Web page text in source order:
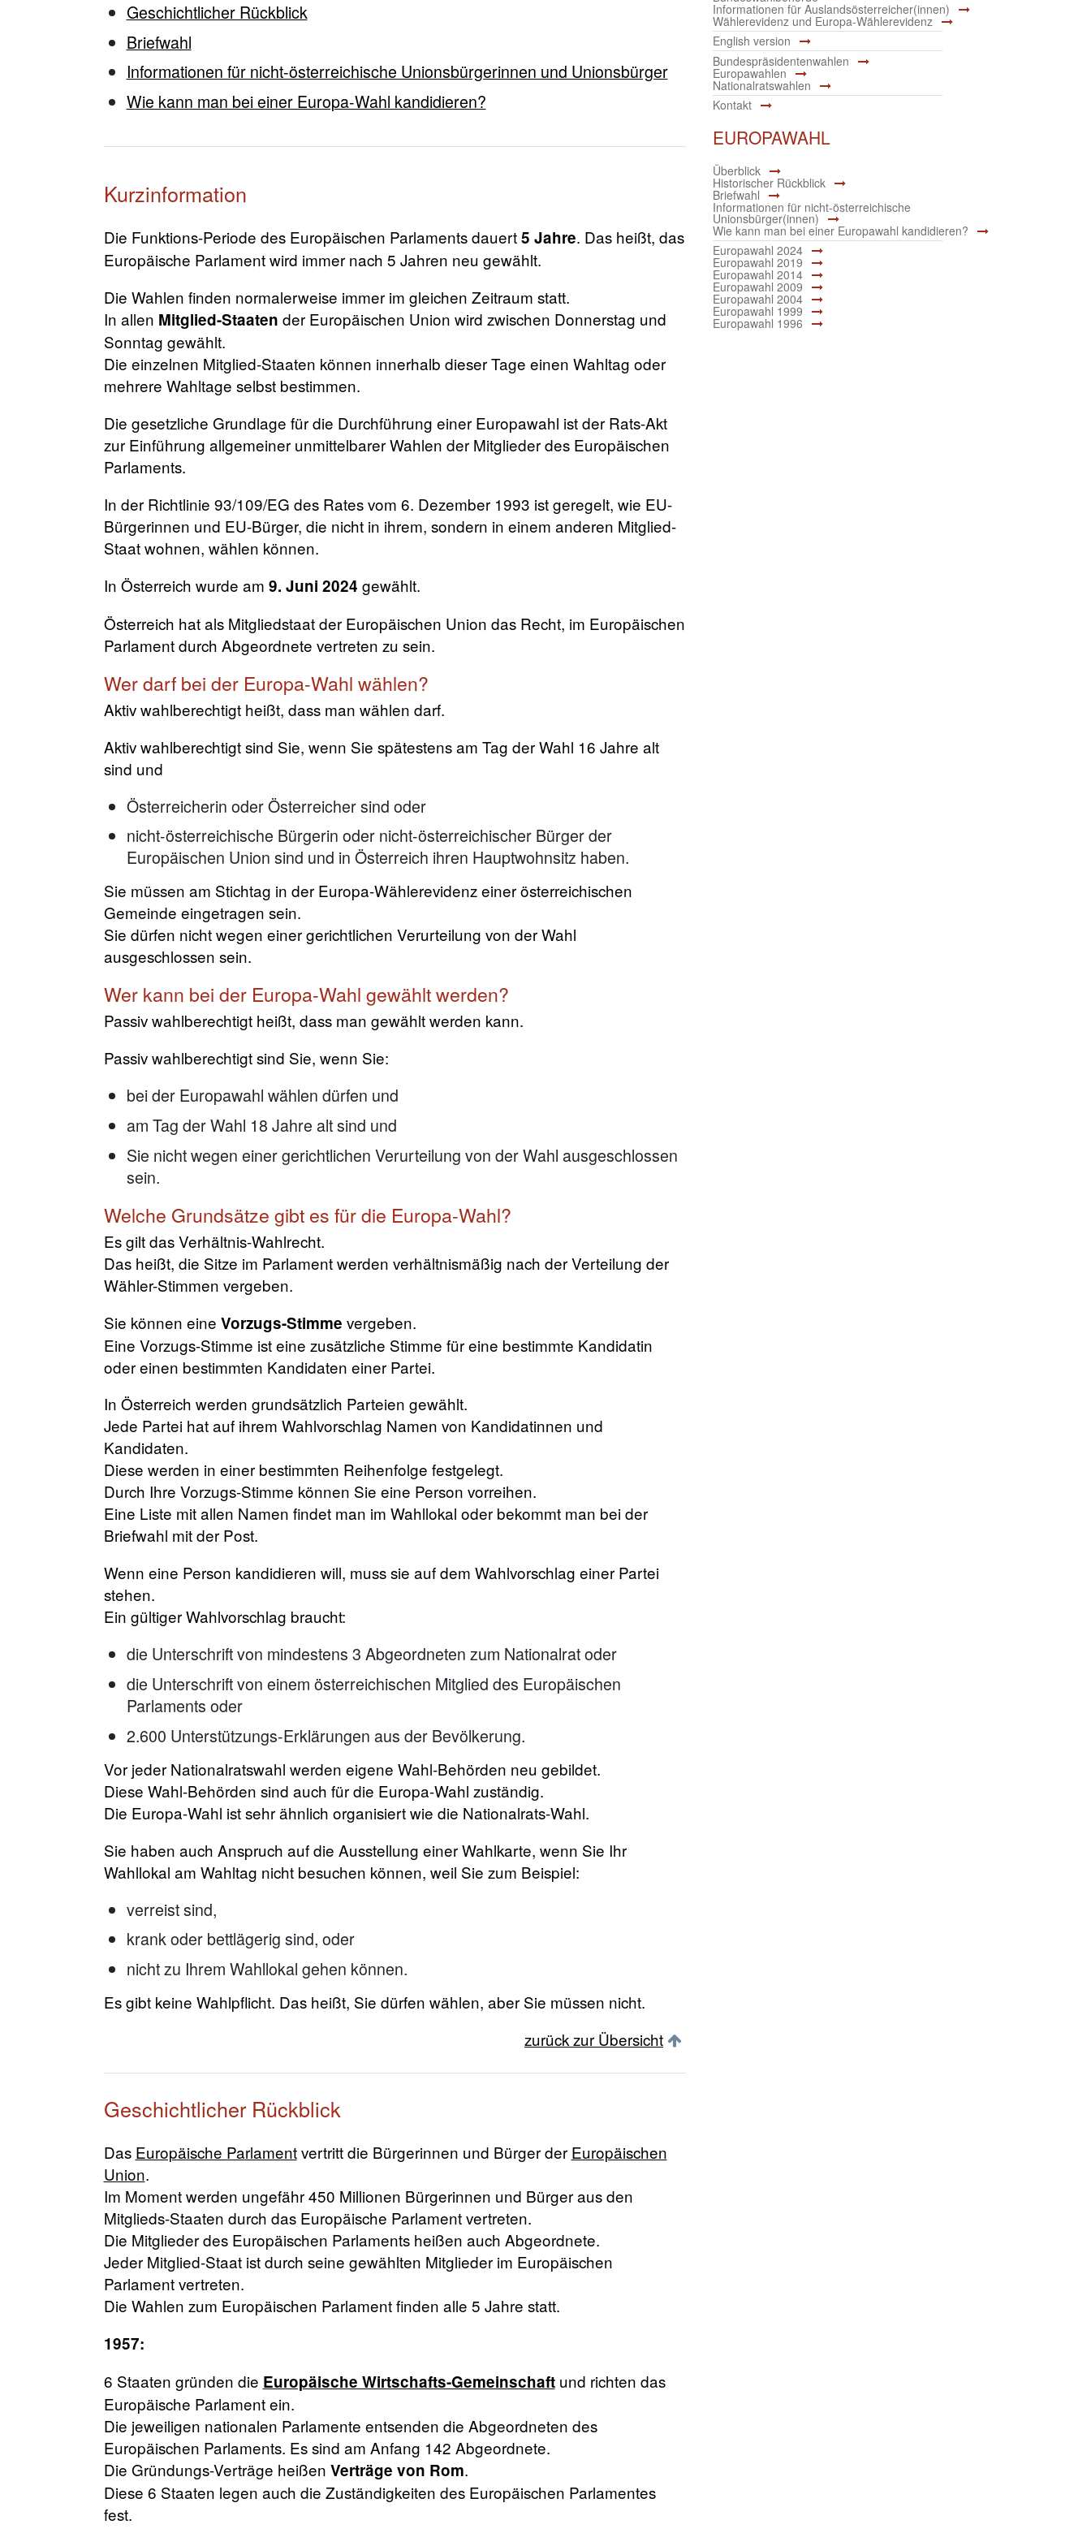
Geschichtlicher Rückblick
Briefwahl
Informationen für nicht-österreichische Unionsbürgerinnen und Unionsbürger
Wie kann man bei einer Europa-Wahl kandidieren?
Kurzinformation
Die Funktions-Periode des Europäischen Parlaments dauert5 Jahre. Das heißt, das
Europäische Parlament wird immer nach 5 Jahren neu gewählt.
Die Wahlen finden normalerweise immer im gleichen Zeitraum statt.
In allen Mitglied-Staaten der Europäischen Union wird zwischen Donnerstag und
Sonntag gewählt.
Die einzelnen Mitglied-Staaten können innerhalb dieser Tage einen Wahltag oder
mehrere Wahltage selbst bestimmen.
Die gesetzliche Grundlage für die Durchführung einer Europawahl ist der Rats-Akt
zur Einführung allgemeiner unmittelbarer Wahlen der Mitglieder des Europäischen
Parlaments.
In der Richtlinie 93/109/EG des Rates vom 6. Dezember 1993 ist geregelt, wie EU-
Bürgerinnen und EU-Bürger, die nicht in ihrem, sondern in einem anderen Mitglied-
Staat wohnen, wählen können.
In Österreich wurde am 9. Juni 2024 gewählt.
Österreich hat als Mitgliedstaat der Europäischen Union das Recht, im Europäischen
Parlament durch Abgeordnete vertreten zu sein.
Wer darf bei der Europa-Wahl wählen?
Aktiv wahlberechtigt heißt, dass man wählen darf.
Aktiv wahlberechtigt sind Sie, wenn Sie spätestens am Tag der Wahl 16 Jahre alt
sind und
Österreicherin oder Österreicher sind oder
nicht-österreichische Bürgerin oder nicht-österreichischer Bürger der
Europäischen Union sind und in Österreich ihren Hauptwohnsitz haben.
Sie müssen am Stichtag in der Europa-Wählerevidenz einer österreichischen
Gemeinde eingetragen sein.
Sie dürfen nicht wegen einer gerichtlichen Verurteilung von der Wahl
ausgeschlossen sein.
Wer kann bei der Europa-Wahl gewählt werden?
Passiv wahlberechtigt heißt, dass man gewählt werden kann.
Passiv wahlberechtigt sind Sie, wenn Sie:
bei der Europawahl wählen dürfen und
am Tag der Wahl 18 Jahre alt sind und
Sie nicht wegen einer gerichtlichen Verurteilung von der Wahl ausgeschlossen
sein.
Welche Grundsätze gibt es für die Europa-Wahl?
Es gilt das Verhältnis-Wahlrecht.
Das heißt, die Sitze im Parlament werden verhältnismäßig nach der Verteilung der
Wähler-Stimmen vergeben.
Sie können eine Vorzugs-Stimme vergeben.
Eine Vorzugs-Stimme ist eine zusätzliche Stimme für eine bestimmte Kandidatin
oder einen bestimmten Kandidaten einer Partei.
In Österreich werden grundsätzlich Parteien gewählt.
Jede Partei hat auf ihrem Wahlvorschlag Namen von Kandidatinnen und
Kandidaten.
Diese werden in einer bestimmten Reihenfolge festgelegt.
Durch Ihre Vorzugs-Stimme können Sie eine Person vorreihen.
Eine Liste mit allen Namen findet man im Wahllokal oder bekommt man bei der
Briefwahl mit der Post.
Wenn eine Person kandidieren will, muss sie auf dem Wahlvorschlag einer Partei
stehen.
Ein gültiger Wahlvorschlag braucht:
die Unterschrift von mindestens 3 Abgeordneten zum Nationalrat oder
die Unterschrift von einem österreichischen Mitglied des Europäischen
Parlaments oder
2.600 Unterstützungs-Erklärungen aus der Bevölkerung.
Vor jeder Nationalratswahl werden eigene Wahl-Behörden neu gebildet.
Diese Wahl-Behörden sind auch für die Europa-Wahl zuständig.
Die Europa-Wahl ist sehr ähnlich organisiert wie die Nationalrats-Wahl.
Sie haben auch Anspruch auf die Ausstellung einer Wahlkarte, wenn Sie Ihr
Wahllokal am Wahltag nicht besuchen können, weil Sie zum Beispiel:
verreist sind,
krank oder bettlägerig sind, oder
nicht zu Ihrem Wahllokal gehen können.
Es gibt keine Wahlpflicht. Das heißt, Sie dürfen wählen, aber Sie müssen nicht.
zurück zur Übersicht
Geschichtlicher Rückblick
Das Europäische Parlamentvertritt die Bürgerinnen und Bürger der Europäischen
Union.
Im Moment werden ungefähr 450 Millionen Bürgerinnen und Bürger aus den
Mitglieds-Staaten durch das Europäische Parlament vertreten.
Die Mitglieder des Europäischen Parlaments heißen auch Abgeordnete.
Jeder Mitglied-Staat ist durch seine gewählten Mitglieder im Europäischen
Parlament vertreten.
Die Wahlen zum Europäischen Parlament finden alle 5 Jahre statt.
1957:
6 Staaten gründen die Europäische Wirtschafts-Gemeinschaftund richten das
Europäische Parlament ein.
Die jeweiligen nationalen Parlamente entsenden die Abgeordneten des
Europäischen Parlaments. Es sind am Anfang 142 Abgeordnete.
Die Gründungs-Verträge heißen Verträge von Rom.
Diese 6 Staaten legen auch die Zuständigkeiten des Europäischen Parlamentes
fest.
Informationen für Auslandsösterreicher(innen)
Wählerevidenz und Europa-Wählerevidenz
English version
Bundespräsidentenwahlen
Europawahlen
Nationalratswahlen
Kontakt
EUROPAWAHL
Überblick
Historischer Rückblick
Briefwahl
Informationen für nicht-österreichische
Unionsbürger(innen)
Wie kann man bei einer Europawahl kandidieren?
Europawahl 2024
Europawahl 2019
Europawahl 2014
Europawahl 2009
Europawahl 2004
Europawahl 1999
Europawahl 1996